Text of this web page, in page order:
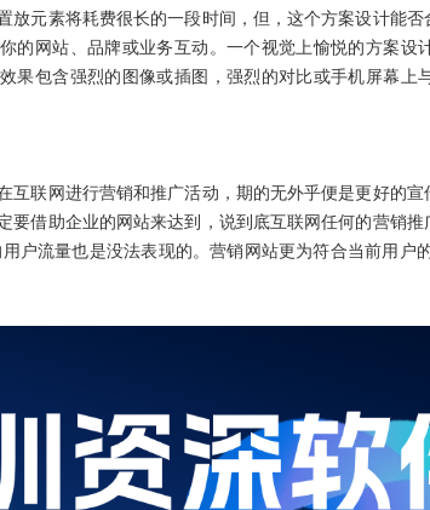
放元素将耗费很长的一段时间，但，这个方案设计能
的网站、品牌或业务互动。一个视觉上愉悦的方案设
果包含强烈的图像或插图，强烈的对比或手机屏幕上
互联网进行营销和推广活动，期的无外乎便是更好的
要借助企业的网站来达到，说到底互联网任何的营销
户流量也是没法表现的。营销网站更为符合当前用户